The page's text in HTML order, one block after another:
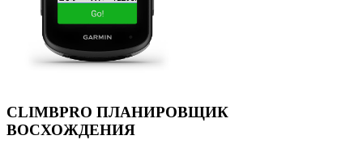
CLIMBPRO ПЛАНИРОВЩИК
ВОСХОЖДЕНИЯ